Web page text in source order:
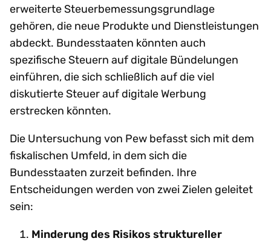
erweiterte Steuerbemessungsgrundlage
gehören, die neue Produkte und Dienstleistungen
abdeckt. Bundesstaaten könnten auch
spezifische Steuern auf digitale Bündelungen
einführen, die sich schließlich auf die viel
diskutierte Steuer auf digitale Werbung
erstrecken könnten.
Die Untersuchung von Pew befasst sich mit dem
fiskalischen Umfeld, in dem sich die
Bundesstaaten zurzeit befinden. Ihre
Entscheidungen werden von zwei Zielen geleitet
sein:
Minderung des Risikos struktureller